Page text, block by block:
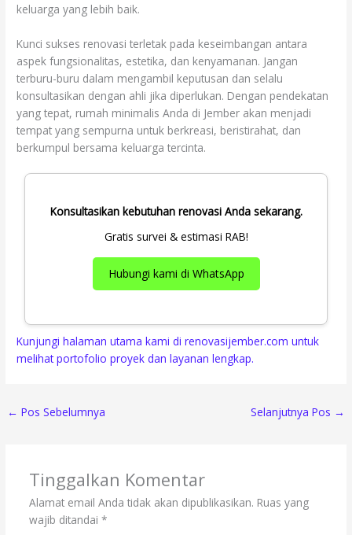
keluarga yang lebih baik.
Kunci sukses renovasi terletak pada keseimbangan antara
aspek fungsionalitas, estetika, dan kenyamanan. Jangan
terburu-buru dalam mengambil keputusan dan selalu
konsultasikan dengan ahli jika diperlukan. Dengan pendekatan
yang tepat, rumah minimalis Anda di Jember akan menjadi
tempat yang sempurna untuk berkreasi, beristirahat, dan
berkumpul bersama keluarga tercinta.
Konsultasikan kebutuhan renovasi Anda sekarang.
Gratis survei & estimasi RAB!
Hubungi kami di WhatsApp
Kunjungi halaman utama kami di renovasijember.com untuk
melihat portofolio proyek dan layanan lengkap.
← Pos Sebelumnya Selanjutnya Pos →
Tinggalkan Komentar
Alamat email Anda tidak akan dipublikasikan. Ruas yang
wajib ditandai *